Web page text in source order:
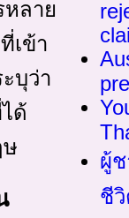
หลาย
เข้า
บุว่า
ด้
ษ
ผู้
ชี